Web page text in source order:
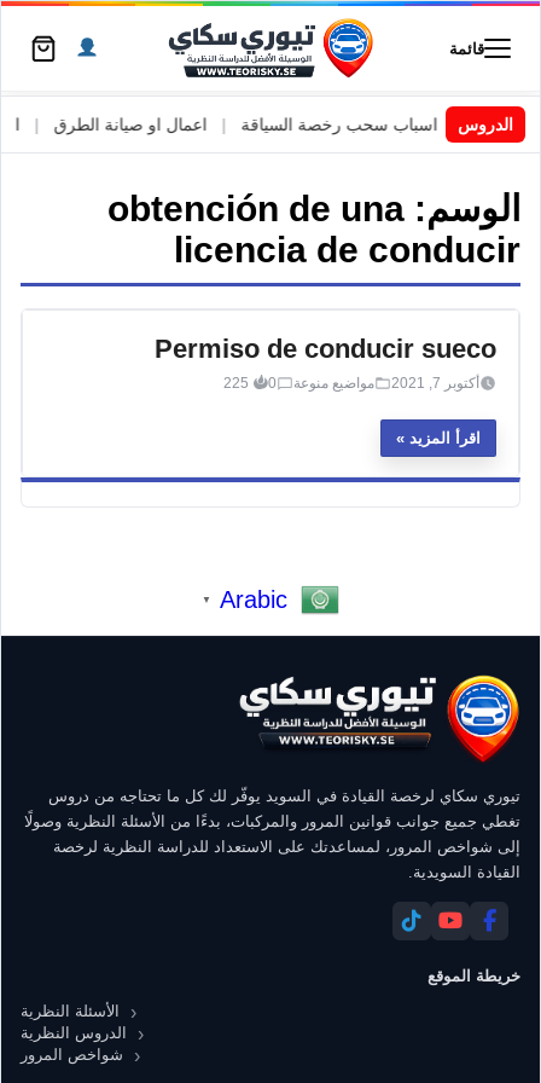
قائمة
الدروسالسويد | اسباب سحب رخصة السياقة اعمال او صيانة الطرق
الوسم: obtención de una
licencia de conducir
Permiso de conducir sueco
أكتوبر 7, 2021 مواضيع منوعة 0
225
اقرأ المزيد
Arabic
▼
تيوري سكاي لرخصة القيادة في السويد يوفّر لك كل ما تحتاجه من دروس
تغطي جميع جوانب قوانين المرور والمركبات، بدءًا من الأسئلة النظرية وصولًا
إلى شواخص المرور، لمساعدتك على الاستعداد للدراسة النظرية لرخصة
القيادة السويدية.
خريطة الموقع
الأسئلة النظرية
الدروس النظرية
شواخص المرور